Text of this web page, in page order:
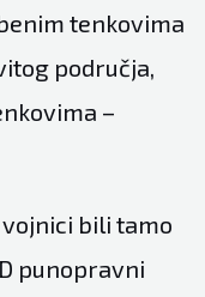
tenkovima
područja,
–
bili tamo
punopravni